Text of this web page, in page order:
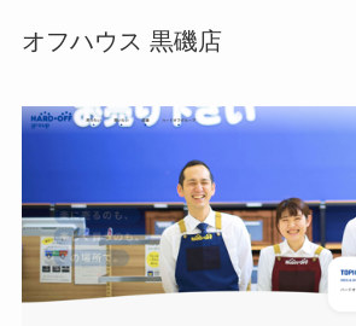
オフハウス 黒磯店